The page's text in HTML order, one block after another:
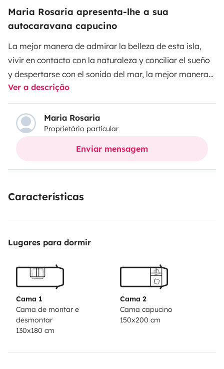
Maria Rosaria apresenta-lhe a sua
autocaravana capucino
La mejor manera de admirar la belleza de esta isla,
vivir en contacto con la naturaleza y conciliar el sueño
y despertarse con el sonido del mar, la mejor manera
de experimentar todas estas emociones es hacerlo en
una Autocaravana,respetando el medio ambiente y
las normas.Esta es la mejor manera de disfrutar
realmente de esta maravillosa isla.
Esta Autocaravana te ofrece todo lo qué necesitas y es
esplorando está hermosa isla.....
Ver a descrição
Maria Rosaria
Proprietário particular
Enviar mensagem
Características
Lugares para dormir
Cama 1
Cama de montar e
desmontar
130x180 cm
Cama 2
Cama capucino
150x200 cm